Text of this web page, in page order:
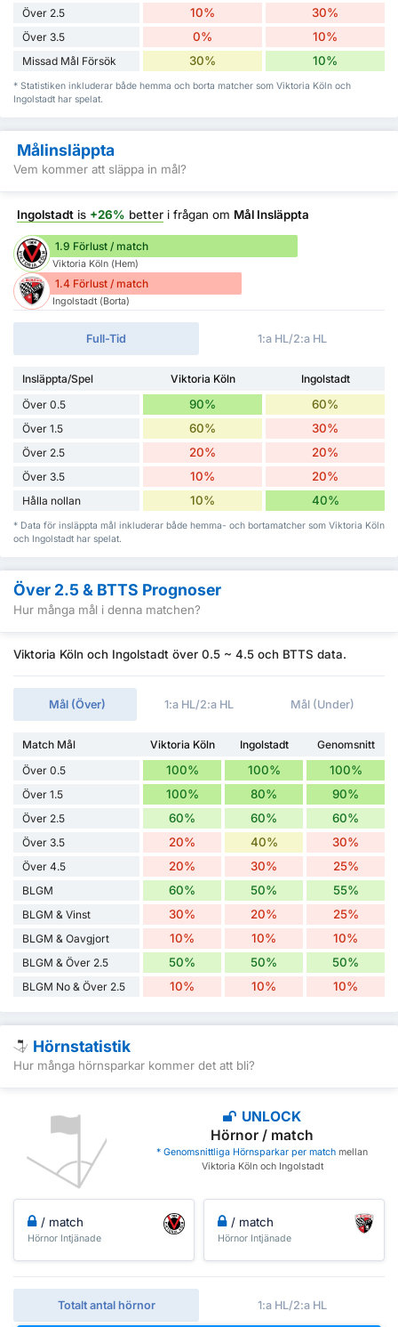
Över 2.5 10% 30%
Över 3.5 0% 10%
Missad Mål Försök 30% 10%
* Statistiken inkluderar både hemma och borta matcher som Viktoria Köln och
Ingolstadt har spelat.
Målinsläppta
Vem kommer att släppa in mål?
Ingolstadt is +26% better i frågan om Mål Insläppta
1.9 Förlust / match
Viktoria Köln (Hem)
1.4 Förlust / match
Ingolstadt (Borta)
Full-Tid 1:a HL/2:a HL
Insläppta/Spel Viktoria Köln
Ingolstadt
Över 0.5
90% 60%
Över 1.5 60% 30%
Över 2.5 20% 20%
Över 3.5 10% 20%
Hålla nollan 10% 40%
* Data för insläppta mål inkluderar både hemma- och bortamatcher som Viktoria Köln
och Ingolstadt har spelat.
Över 2.5 & BTTS Prognoser
Hur många mål i denna matchen?
Viktoria Köln och Ingolstadt över 0.5 ~ 4.5 och BTTS data.
Mål (Över) 1:a HL/2:a HL Mål (Under)
Match Mål Viktoria Köln Ingolstadt
Genomsnitt
Över 0.5
100% 100% 100%
Över 1.5 100% 80% 90%
Över 2.5 60% 60% 60%
Över 3.5 20% 40% 30%
Över 4.5 20% 30% 25%
BLGM 60% 50% 55%
BLGM & Vinst 30% 20% 25%
BLGM & Oavgjort 10% 10% 10%
BLGM & Över 2.5 50% 50% 50%
BLGM No & Över 2.5 10% 10% 10%
Hörnstatistik
Hur många hörnsparkar kommer det att bli?
UNLOCK
Hörnor / match
* Genomsnittliga Hörnsparkar per match mellan
Viktoria Köln och Ingolstadt
/ match
Hörnor Intjänade
/ match
Hörnor Intjänade
Totalt antal hörnor 1:a HL/2:a HL